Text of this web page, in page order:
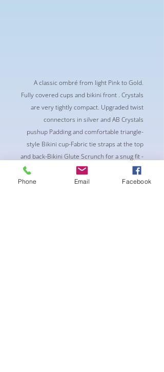
A classic ombré from light Pink to Gold.
Fully covered cups and bikini front . Crystals
are very tightly compact. Upgraded twist
connectors in silver and AB Crystals
-pushup Padding and comfortable triangle
style Bikini cup-Fabric tie straps at the top
and back-Bikini Glute Scrunch for a snug fit -
black interior lining for added suit longevity
and cleanliness
Phone Email Facebook